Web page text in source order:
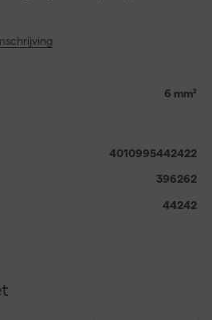
voor kabels van 8 mm tot 13 mm
zoals installatiekasten, kunt werken.
knip je snel en precies, zonder
tot een geïntegreerd
6 mm²
4010995442422
396262
44242